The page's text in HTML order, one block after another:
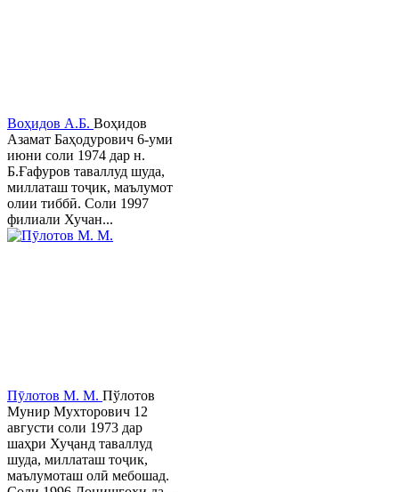
Воҳидов А.Б. Воҳидов
Азамат Баҳодурович 6-уми
июни соли 1974 дар н.
Б.Ғафуров таваллуд шуда,
миллаташ тоҷик, маълумот
олии тиббӣ. Соли 1997
филиали Хучан...
Пӯлотов М. М. Пўлотов
Мунир Мухторович 12
августи соли 1973 дар
шаҳри Хуҷанд таваллуд
шуда, миллаташ тоҷик,
маълумоташ олӣ мебошад.